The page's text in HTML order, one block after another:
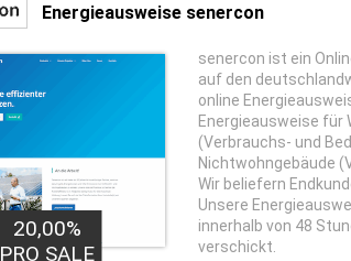
Energieausweise senercon
4,00€
PRO LEAD
20,00%
PRO SALE
senercon ist ein
auf den
online
Energieausweise für
(Verbrauchs- und
Nichtwohngebäude
Wir beliefern
Unsere
innerhalb von 48
verschickt.